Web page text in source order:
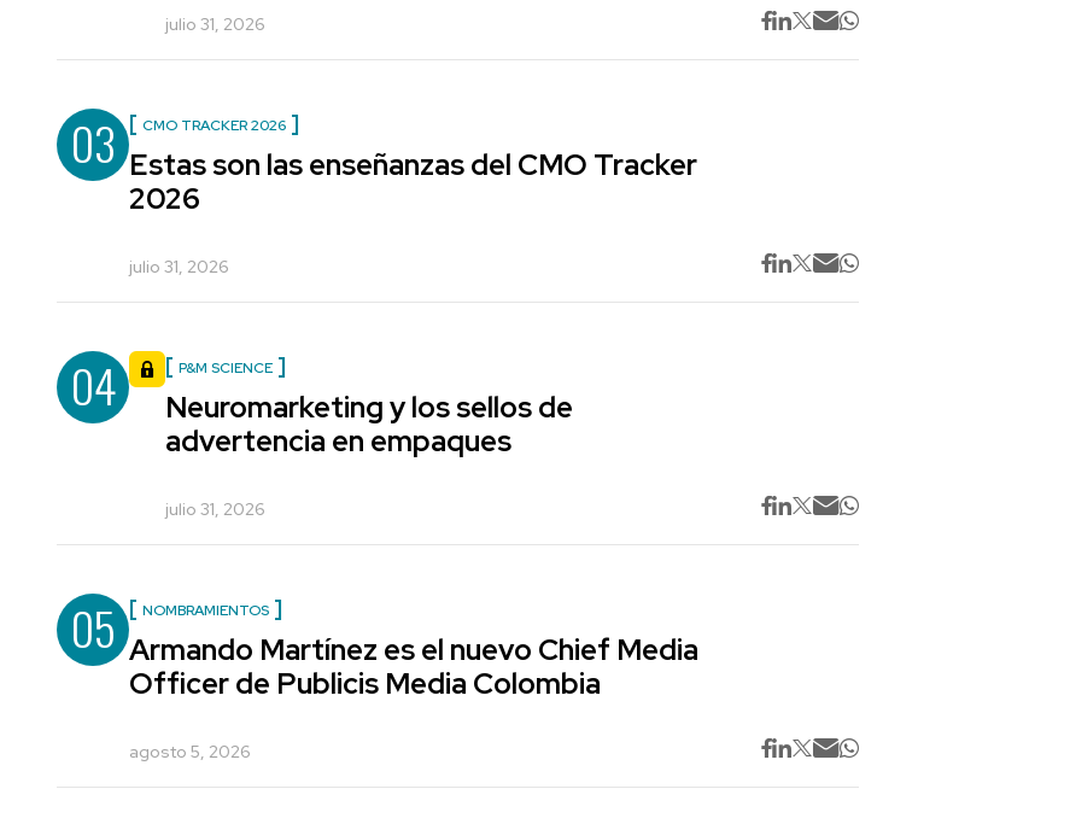
julio 31, 2026
03 CMO TRACKER 2026
Estas son las enseñanzas del CMO Tracker
2026
julio 31, 2026
04 P&M SCIENCE
Neuromarketing y los sellos de
advertencia en empaques
julio 31, 2026
05 NOMBRAMIENTOS
Armando Martínez es el nuevo Chief Media
Officer de Publicis Media Colombia
agosto 5, 2026